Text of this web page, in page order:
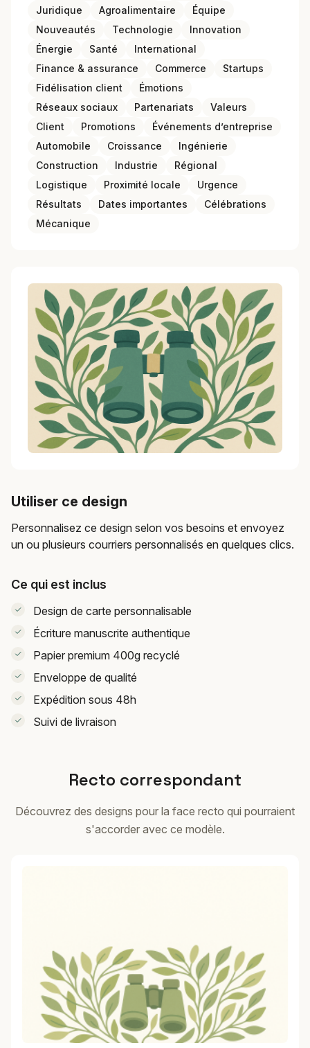
Juridique
Agroalimentaire
Équipe
Nouveautés
Technologie
Innovation
Énergie
Santé
International
Finance & assurance
Commerce
Startups
Fidélisation client
Émotions
Réseaux sociaux
Partenariats
Valeurs
Client
Promotions
Événements d’entreprise
Automobile
Croissance
Ingénierie
Construction
Industrie
Régional
Logistique
Proximité locale
Urgence
Résultats
Dates importantes
Célébrations
Mécanique
Utiliser ce design
Personnalisez ce design selon vos besoins et envoyez
un ou plusieurs courriers personnalisés en quelques clics.
Ce qui est inclus
Design de carte personnalisable
Écriture manuscrite authentique
Papier premium 400g recyclé
Enveloppe de qualité
Expédition sous 48h
Suivi de livraison
Recto correspondant
Découvrez des designs pour la face recto qui pourraient
s'accorder avec ce modèle.